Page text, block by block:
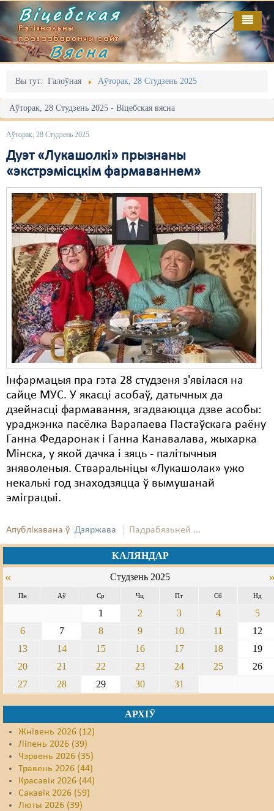
Віцебская
Рэгіянальны
праваабарончы сайт
Вясна
Вы тут: Галоўная Аўторак, 28 Студзень 2025
Аўторак, 28 Студзень 2025 - Віцебская вясна
Аўторак, 28 Студзень 2025
Дуэт «Лукашолкі» прызнаны
«экстрэмісцкім фармаваннем»
Інфармацыя пра гэта 28 студзеня з'явілася на
сайце МУС. У якасці асобаў, датычных да
дзейнасці фармавання, згадваюцца дзве асобы:
ураджэнка пасёлка Варапаева Пастаўскага раёну
Ганна Федаронак і Ганна Канавалава, жыхарка
Мінска, у якой дачка і зяць - палітычныя
зняволеныя. Стваральніцы «Лукашолак» ужо
некалькі год знаходзяцца ў вымушанай
эміграцыі.
Апублікавана ў Дзяржава Падрабязьней ...
КАЛЯНДАР
« Студзень 2025
Пн Аў Ср Чц Пт Сб Нд
1 2 3 4
5
6
7 8 9 10 11
12
13
14 15 16 17 18
19
20
21 22 23 24 25
26
27
28 29 30 31
АРХІЎ
Жнівень 2026 (12)
Ліпень 2026 (39)
Чэрвень 2026 (35)
Травень 2026 (44)
Красавік 2026 (44)
Сакавік 2026 (59)
Люты 2026 (39)
Галоўная
Адміністрацыйны перасьлед
Акцыі
Выбары
Грамадзянскія ініцыятывы
Дзяржава
Дыскрымінацыя
Затрыманьні
Карная псыхіятрыя
КПЧ ААН
Культурныя правы
ЛПП
Мігранты
Мірныя сходы
Палітвязьні
Праваабаронцы
Правы дзіцяці
Пэнітэнцыярная сыстэма
Рознае
Свабода слова
Свабода сумленьня
Экалёгія
Правы працоўных
Выданьні
Відэа
Пра нас
RSS